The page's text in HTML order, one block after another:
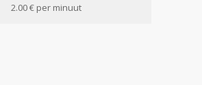
2.00 € per minuut